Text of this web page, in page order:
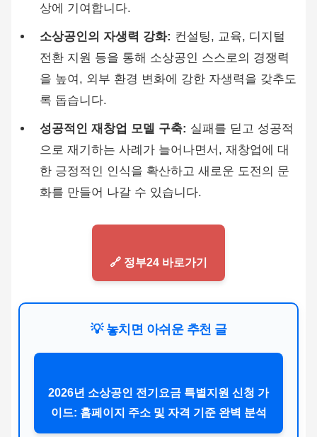
상에 기여합니다.
소상공인의 자생력 강화: 컨설팅, 교육, 디지털
전환 지원 등을 통해 소상공인 스스로의 경쟁력
을 높여, 외부 환경 변화에 강한 자생력을 갖추도
록 돕습니다.
성공적인 재창업 모델 구축: 실패를 딛고 성공적
으로 재기하는 사례가 늘어나면서, 재창업에 대
한 긍정적인 인식을 확산하고 새로운 도전의 문
화를 만들어 나갈 수 있습니다.
🔗 정부24 바로가기
💡 놓치면 아쉬운 추천 글
2026년 소상공인 전기요금 특별지원 신청 가
이드: 홈페이지 주소 및 자격 기준 완벽 분석